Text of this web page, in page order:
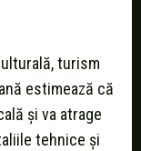
turism
estimează că
și va atrage
tehnice și